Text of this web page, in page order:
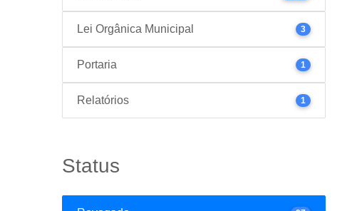
Lei Orgânica Municipal 3
Portaria 1
Relatórios 1
Status